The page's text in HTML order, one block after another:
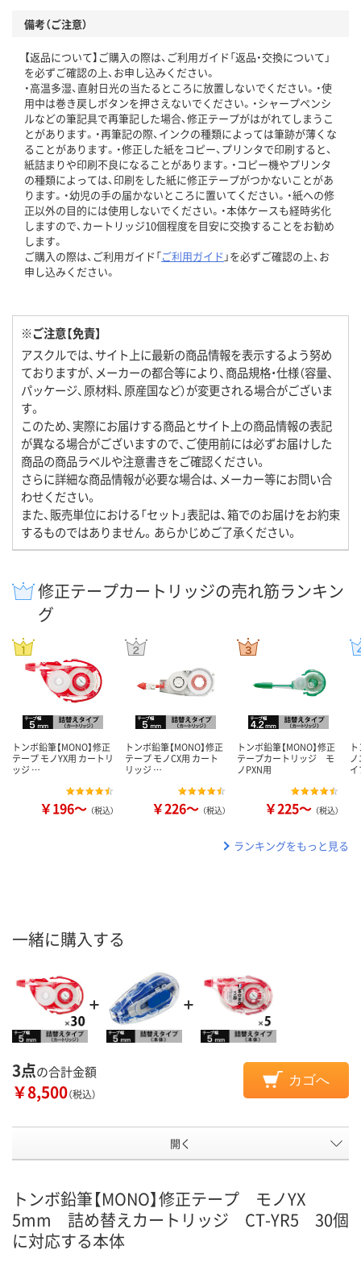
備考（ご注意）
【返品について】ご購入の際は、ご利用ガイド「返品・交換について」
を必ずご確認の上、お申し込みください。
・高温多湿、直射日光の当たるところに放置しないでください。・使
用中は巻き戻しボタンを押さえないでください。・シャープペンシ
ルなどの筆記具で再筆記した場合、修正テープがはがれてしまうこ
とがあります。・再筆記の際、インクの種類によっては筆跡が薄くな
ることがあります。・修正した紙をコピー、プリンタで印刷すると、
紙詰まりや印刷不良になることがあります。・コピー機やプリンタ
の種類によっては、印刷をした紙に修正テープがつかないことがあ
ります。・幼児の手の届かないところに置いてください。・紙への修
正以外の目的には使用しないでください。・本体ケースも経時劣化
しますので、カートリッジ10個程度を目安に交換することをお勧め
します。
ご購入の際は、ご利用ガイド「ご利用ガイド 」を必ずご確認の上、お
申し込みください。
※ご注意【免責】
アスクルでは、サイト上に最新の商品情報を表示するよう努め
ておりますが、メーカーの都合等により、商品規格・仕様（容量、
パッケージ、原材料、原産国など）が変更される場合がございま
す。
このため、実際にお届けする商品とサイト上の商品情報の表記
が異なる場合がございますので、ご使用前には必ずお届けした
商品の商品ラベルや注意書きをご確認ください。
さらに詳細な商品情報が必要な場合は、メーカー等にお問い合
わせください。
また、販売単位における「セット」表記は、箱でのお届けをお約束
するものではありません。あらかじめご了承ください。
修正テープカートリッジの売れ筋ランキン
グ
トンボ鉛筆【MONO】修正
テープ モノYX用 カートリ
ッジ …
￥196～ （税込）
トンボ鉛筆【MONO】修正
テープ モノCX用 カート
リッジ …
￥226～ （税込）
トンボ鉛筆【MONO】修正
テープカートリッジ モ
ノPXN用
￥225～ （税込）
ランキングをもっと見る
一緒に購入する
3点の合計金額
￥8,500（税込）
カゴへ
開く
トンボ鉛筆【MONO】修正テープ モノYX
5mm 詰め替えカートリッジ CT-YR5 30個
に対応する本体